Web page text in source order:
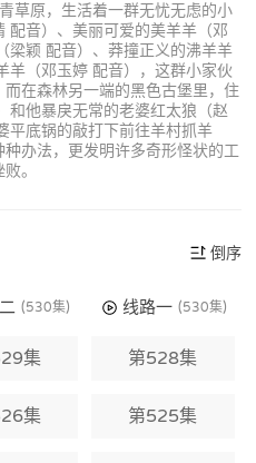
草原，生活着一群无忧无虑的小
配音）、美丽可爱的美羊羊（邓
梁颖 配音）、莽撞正义的沸羊羊
羊（邓玉婷 配音），这群小家伙
在森林另一端的黑色古堡里，住
和他暴戾无常的老婆红太狼（赵
平底锅的敲打下前往羊村抓羊
办法，更发明许多奇形怪状的工
。
倒序
(530集) 线路一 (530集)
集 第528集
集 第525集